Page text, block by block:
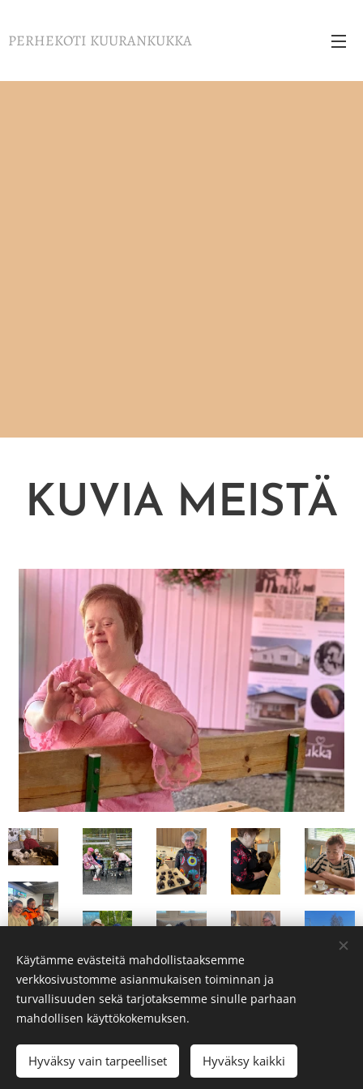
PERHEKOTI KUURANKUKKA
KUVIA MEISTÄ
Käytämme evästeitä mahdollistaaksemme
verkkosivustomme asianmukaisen toiminnan ja
turvallisuuden sekä tarjotaksemme sinulle parhaan
mahdollisen käyttökokemuksen.
Hyväksy vain tarpeelliset Hyväksy kaikki